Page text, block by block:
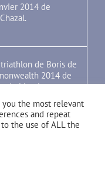
2014 de
de Boris de
2014 de
de Maurice.
the most relevant
and repeat
to the use of ALL the